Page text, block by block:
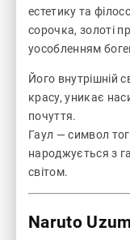
естетику та
сорочка, золоті
уособленням
Його внутрішній
красу, уникає
почуття.
Гаул — символ
народжується з
світом.
Naruto